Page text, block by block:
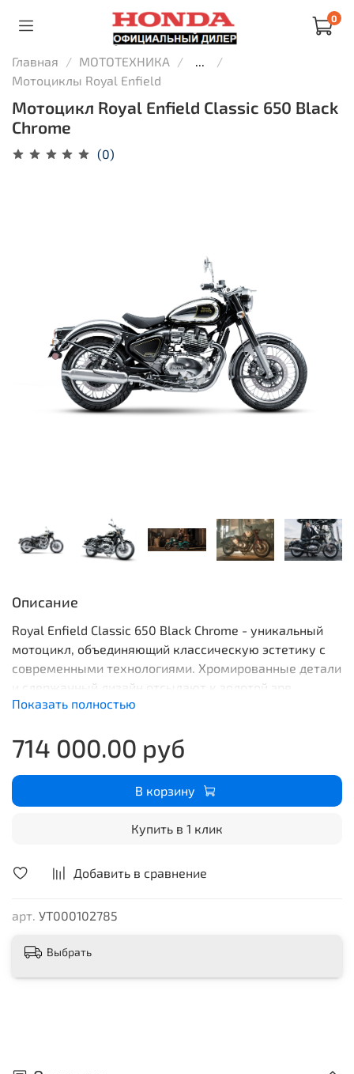
0
Главная МОТОТЕХНИКА
...
Мотоциклы Royal Enfield
Мотоцикл Royal Enfield Classic 650 Black
Chrome
(0)
Добавить в сравнение
арт. УТ000102785
Описание
Royal Enfield Classic 650 Black Chrome - уникальный
мотоцикл, объединяющий классическую эстетику с
современными технологиями. Хромированные детали
и сдержанный дизайн отсылают к золотой эре
мотокультуры, а двухцилиндровый двигатель
что традиции могут быть динамичными. Инжекторная
система впрыска, шестиступенчатая механическая
коробка передач и многодисковое мокрое сцепление
делают модель практичной для ежедневного
Показать полностью
714 000.00 руб
В корзину
Купить в 1 клик
Выбрать